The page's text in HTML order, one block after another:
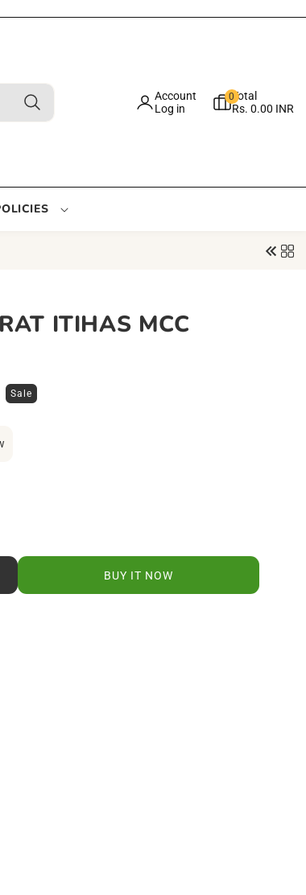
Account
Log in
Total
Rs. 0.00 INR
0
items
ITIHAS MCC
Sale
BUY IT NOW